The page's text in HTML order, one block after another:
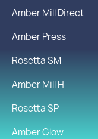
Amber Mill Direct
Amber Press
Rosetta SM
Amber Mill H
Rosetta SP
Amber Glow